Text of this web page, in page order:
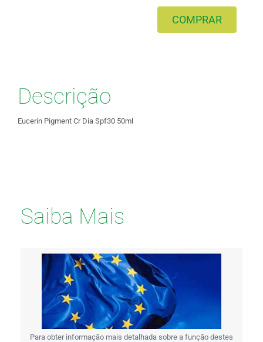
COMPRAR
Descrição
Eucerin Pigment Cr Dia Spf30 50ml
Saiba Mais
Para obter informação mais detalhada sobre a função destes